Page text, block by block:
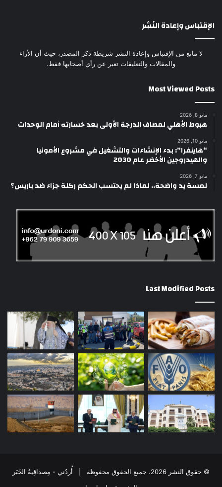
الإقتباس وإعادة النَشِر
لا مانع من الإقتباس وإعادة النشر شريطة ذكر المصدر، حيث أن الأراء
والمقالات والتعليقات تعبر عن رأي أصحابها فقط.
Most Viewed Posts
مايو 8, 2026
هبوط الأهلي لمصاف الدرجة الأولى بعد خسارته أمام الوحدات
مايو 10, 2026
“هاينفرا”: بدء الإنشاءات والتشغيل في مشروع الأمونيا
والهيدروجين الأخضر عام 2030
مايو 7, 2026
لمسة يد واضحة.. لماذا لم يحتسب الحكم ركلة جزاء ضد باريس؟
Last Modified Posts
© حقوق النشر 2026، جميع الحقوق محفوظة | أُردُني - مِصداقِيةُ الخَبَر